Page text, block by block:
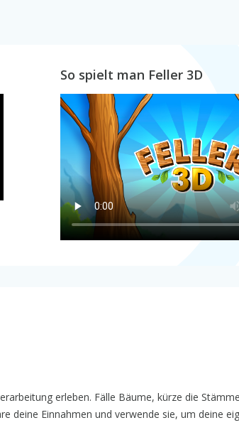
So spielt man Feller 3D
erleben. Fälle Bäume, kürze die
deine Einnahmen und verwende sie, um deine